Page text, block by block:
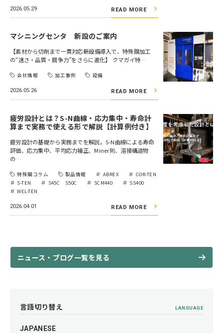
2026.05.29 READ MORE
マシニングセンタ 新設のご案内
【素材から切削まで一貫対応――新設備導入で、特殊鋼加工
の“速さ・品質・競争力”をさらに進化】 クマガイ特…
会社情報 加工事例 設備
2026.05.26 READ MORE
疲労設計とは？S-N曲線・応力集中・寿命計
算まで実務で使える形で解説【計算例付き】
疲労設計の基礎から実務までを解説。S-N曲線による寿命
評価、応力集中、平均応力補正、Miner則、溶接構造物
の…
特殊鋼コラム 製品情報 ABREX
COR-TEN
S-TEN
S45C S50C SCM440
SS400
WEL-TEN
2026.04.01 READ MORE
ニュース・ブログ一覧を見る
言語切り替え LANGUAGE
JAPANESE